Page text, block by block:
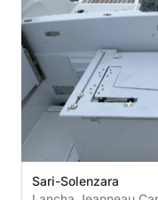
Sari-Solenzara